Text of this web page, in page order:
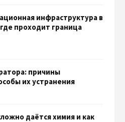
инфраструктура в
проходит граница
причины
их устранения
даётся химия и как